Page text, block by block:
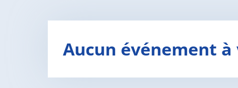
Aucun événement